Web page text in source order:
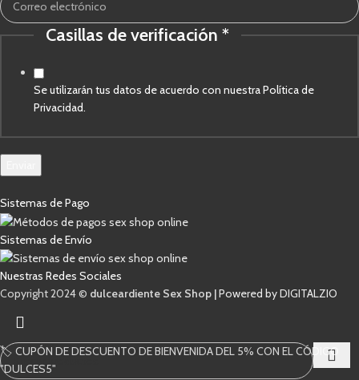
Correo
Casillas de verificación *
Se utilizarán tus datos de acuerdo con nuestra Política de
Privacidad.
Sistemas de Pago
Sistemas de Envío
Nuestras Redes Sociales
Copyright 2024 © dulceardiente Sex Shop |Powered by DIGITALZIO
🏷️ CUPÓN DE DESCUENTO DE BIENVENIDA DEL 5% CON EL CÓDIGO
"DULCES5"